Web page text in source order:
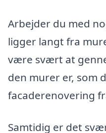
Arbejder du med
ligger langt fra
være svært at
den murer er, som
facaderenovering
Samtidig er det